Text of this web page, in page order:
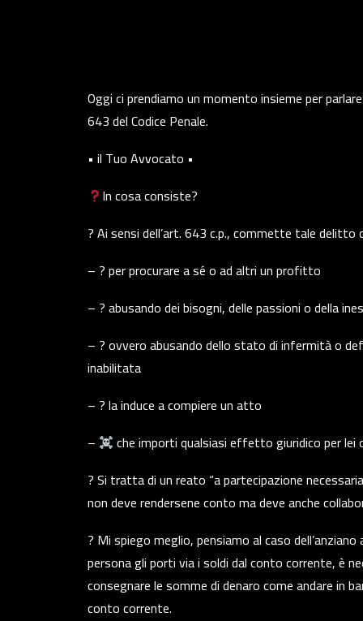
Oggi ci prendiamo un momento insieme per
643 del Codice Penale.
• il Tuo Avvocato •
In cosa consiste?
? Ai sensi dell’art. 643 c.p., commette tale delitto
– ? per procurare a sé o ad altri un profitto
– ? abusando dei bisogni, delle passioni o della
– ? ovvero abusando dello stato di infermità o
inabilitata
– ? la induce a compiere un atto
–
che importi qualsiasi effetto giuridico per lei
? Si tratta di un reato “a partecipazione
non deve rendersene conto ma deve anche
? Mi spiego meglio, pensiamo al caso
persona gli porti via i soldi dal conto corrente, è
consegnare le somme di denaro come andare in
conto corrente.